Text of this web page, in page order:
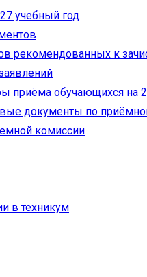
учебный год
рекомендованных к
приёма обучающихся на
документы по
комиссии
в техникум